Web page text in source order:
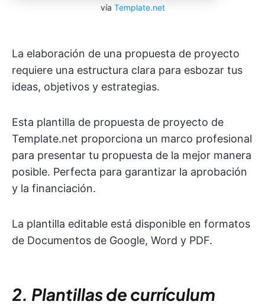
vía Template.net
La elaboración de una propuesta de proyecto
requiere una estructura clara para esbozar tus
ideas, objetivos y estrategias.
Esta plantilla de propuesta de proyecto de
Template.net proporciona un marco profesional
para presentar tu propuesta de la mejor manera
posible. Perfecta para garantizar la aprobación
y la financiación.
La plantilla editable está disponible en formatos
de Documentos de Google, Word y PDF.
2. Plantillas de currículum